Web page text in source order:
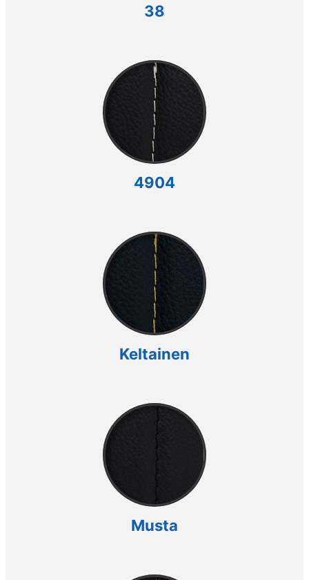
38
4904
Keltainen
Musta